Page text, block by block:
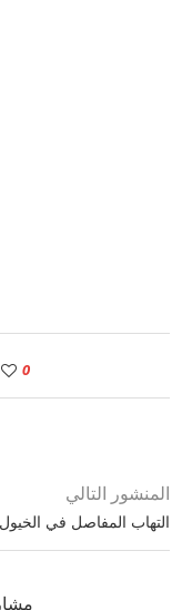
0
المنشور التالي
التهاب المفاصل في